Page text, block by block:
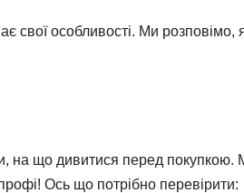
свої особливості. Ми розповімо,
на що дивитися перед покупкою.
Ось що потрібно перевірити: